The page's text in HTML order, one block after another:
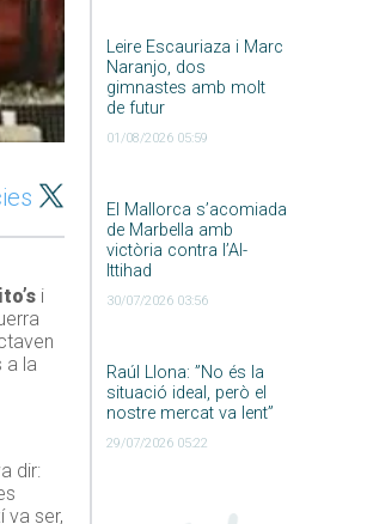
Leire Escauriaza i Marc
Naranjo, dos
gimnastes amb molt
de futur
01/08/2026 05:59
El Mallorca s’acomiada
de Marbella amb
victòria contra l’Al-
Ittihad
30/07/2026 03:56
Raúl Llona: ”No és la
situació ideal, però el
nostre mercat va lent”
29/07/2026 05:22
i
a la
dir:
va ser,